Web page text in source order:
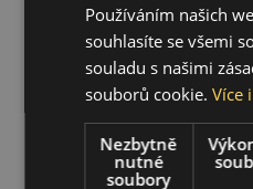
Používáním našich
souhlasíte se všemi
souladu s našimi
souborů cookie.Více
Nezbytně
nutné
soubory